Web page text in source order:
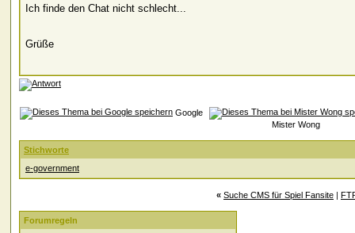
Ich finde den Chat nicht schlecht...
Grüße
Google
Mister Wong
Stichworte
e-government
« Suche CMS für Spiel Fansite |
Forumregeln